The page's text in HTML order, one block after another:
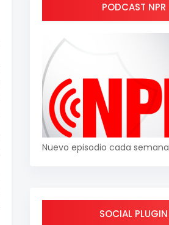
PODCAST NPR
Nuevo episodio cada semana
SOCIAL PLUGIN